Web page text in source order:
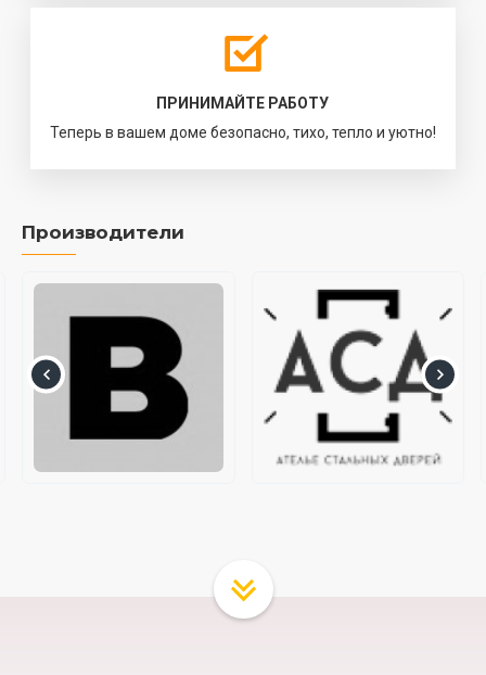
ПРИНИМАЙТЕ РАБОТУ
Теперь в вашем доме безопасно, тихо, тепло и уютно!
Производители